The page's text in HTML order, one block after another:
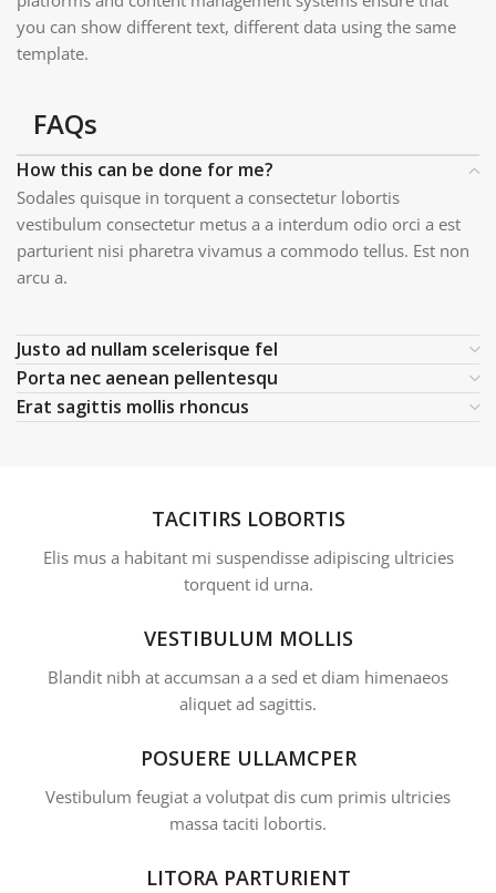
you can show different text, different data using the same
template.
FAQs
How this can be done for me?
Sodales quisque in torquent a consectetur lobortis
vestibulum consectetur metus a a interdum odio orci a est
parturient nisi pharetra vivamus a commodo tellus. Est non
arcu a.
Justo ad nullam scelerisque fel
Porta nec aenean pellentesqu
Erat sagittis mollis rhoncus
TACITIRS LOBORTIS
Elis mus a habitant mi suspendisse adipiscing ultricies
torquent id urna.
VESTIBULUM MOLLIS
Blandit nibh at accumsan a a sed et diam himenaeos
aliquet ad sagittis.
POSUERE ULLAMCPER
Vestibulum feugiat a volutpat dis cum primis ultricies
massa taciti lobortis.
LITORA PARTURIENT